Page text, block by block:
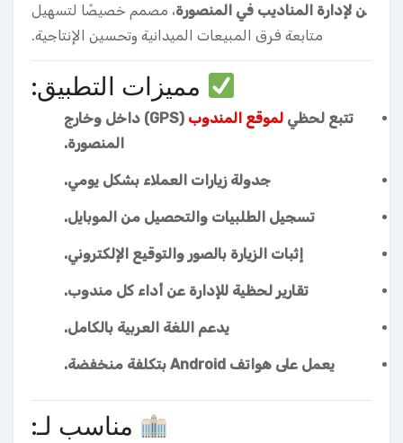
ن لإدارة المناديب في المنصورة، مصمم خصيصًا لتسهيل
متابعة فرق المبيعات الميدانية وتحسين الإنتاجية.
مميزات التطبيق:
تتبع لحظي لموقع المندوب
(GPS) داخل وخارج
المنصورة.
جدولة زيارات العملاء بشكل يومي.
تسجيل الطلبيات والتحصيل من الموبايل.
إثبات الزيارة بالصور والتوقيع الإلكتروني.
تقارير لحظية للإدارة عن أداء كل مندوب.
يدعم اللغة العربية بالكامل.
يعمل على هواتف Android بتكلفة منخفضة.
مناسب لـ: